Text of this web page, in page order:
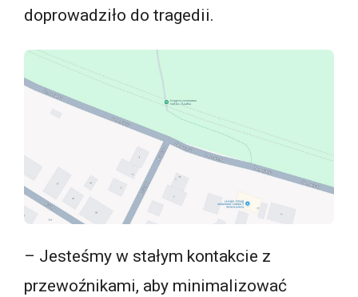
doprowadziło do tragedii.
– Jesteśmy w stałym kontakcie z
przewoźnikami, aby minimalizować